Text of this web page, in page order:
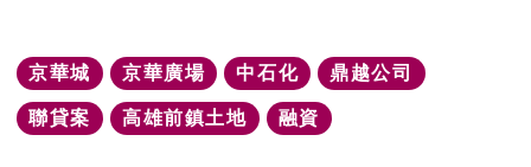
京華城 京華廣場 中石化 鼎越公司
聯貸案 高雄前鎮土地 融資